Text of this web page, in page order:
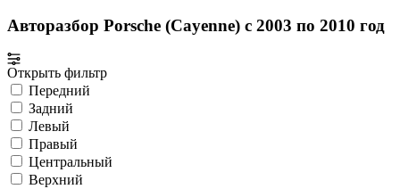
Авторазбор Porsche (Cayenne) с 2003 по 2010 год
Открыть фильтр
Передний
Задний
Левый
Правый
Центральный
Верхний